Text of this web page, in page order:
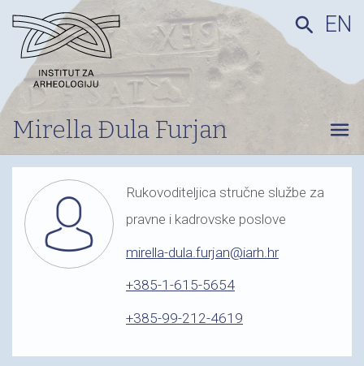
Mirella Đula Furjan
search EN
menu
Rukovoditeljica stručne službe za
pravne i kadrovske poslove
mirella-dula.furjan@iarh.hr
+385-1-615-5654
+385-99-212-4619